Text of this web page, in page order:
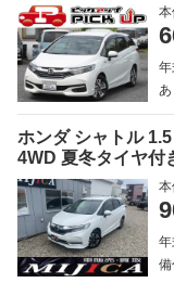
あ
ホンダ シャトル
4WD 夏冬タイヤ付